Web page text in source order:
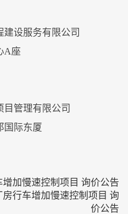
设服务有限公司
A座
管理有限公司
国际东厦
增加慢速控制项目 询价公告
房行车增加慢速控制项目 询
价公告